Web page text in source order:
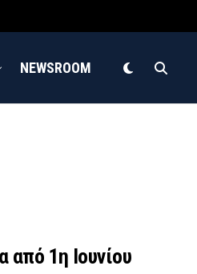
NEWSROOM
1η Ιουνίου